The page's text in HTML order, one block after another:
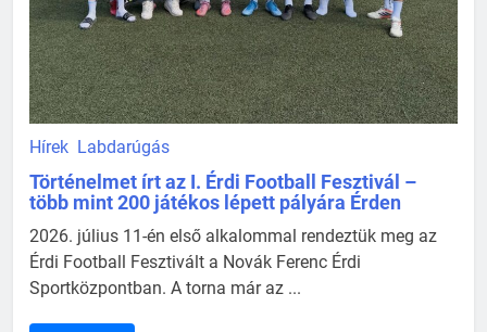
Hírek Labdarúgás
Történelmet írt az I. Érdi Football Fesztivál –
több mint 200 játékos lépett pályára Érden
2026. július 11-én első alkalommal rendeztük meg az
Érdi Football Fesztivált a Novák Ferenc Érdi
Sportközpontban. A torna már az ...